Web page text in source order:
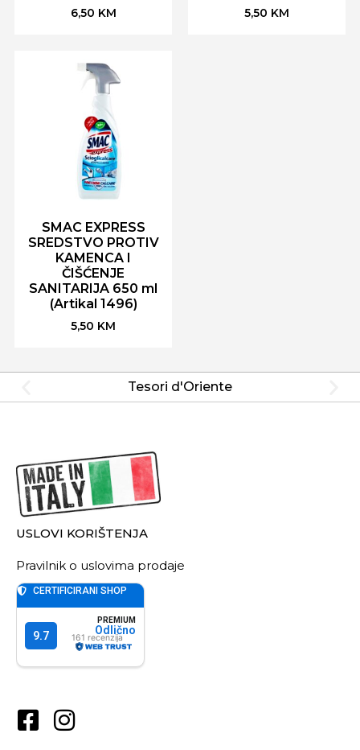
6,50 KM 5,50 KM
SMAC EXPRESS
SREDSTVO PROTIV
KAMENCA I
ČIŠĆENJE
SANITARIJA 650 ml
(Artikal 1496)
5,50 KM
Tesori d'Oriente
USLOVI KORIŠTENJA
Pravilnik o uslovima prodaje